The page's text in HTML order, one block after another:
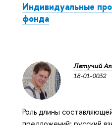
Индивидуальные
фонда
Летучий
18-01-0032
Роль длины